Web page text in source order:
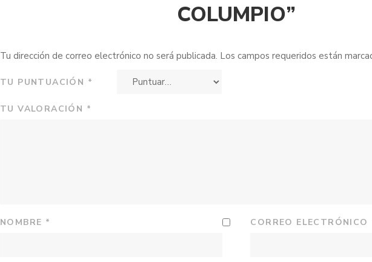
COLUMPIO”
Tu dirección de correo electrónico no será publicada. Los campos requeridos están
TU PUNTUACIÓN *
TU VALORACIÓN *
NOMBRE * CORREO ELECTRÓNICO